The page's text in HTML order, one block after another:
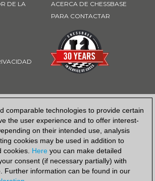
comparable technologies to provide certain
the user experience and to offer interest-
on their intended use, analysis
cookies may be used in addition to
cookies. Here you can make detailed
consent (if necessary partially) with
Further information can be found in our
DE LA
ACERCA DE CHESSBASE
PARA CONTACTAR